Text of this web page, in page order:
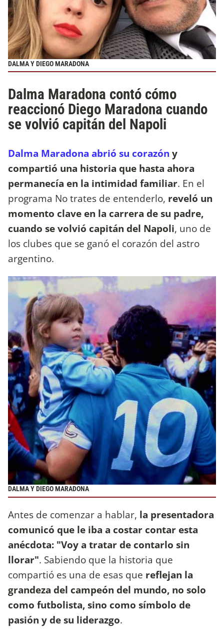
DALMA Y DIEGO MARADONA
Dalma Maradona contó cómo
reaccionó Diego Maradona cuando
se volvió capitán del Napoli
Dalma Maradona abrió su corazón y
compartió una historia que hasta ahora
permanecía en la intimidad familiar. En el
programa No trates de entenderlo, reveló un
momento clave en la carrera de su padre,
cuando se volvió capitán del Napoli, uno de
los clubes que se ganó el corazón del astro
argentino.
DALMA Y DIEGO MARADONA
Antes de comenzar a hablar, la presentadora
comunicó que le iba a costar contar esta
anécdota: "Voy a tratar de contarlo sin
llorar". Sabiendo que la historia que
compartió es una de esas que reflejan la
grandeza del campeón del mundo, no solo
como futbolista, sino como símbolo de
pasión y de su liderazgo.